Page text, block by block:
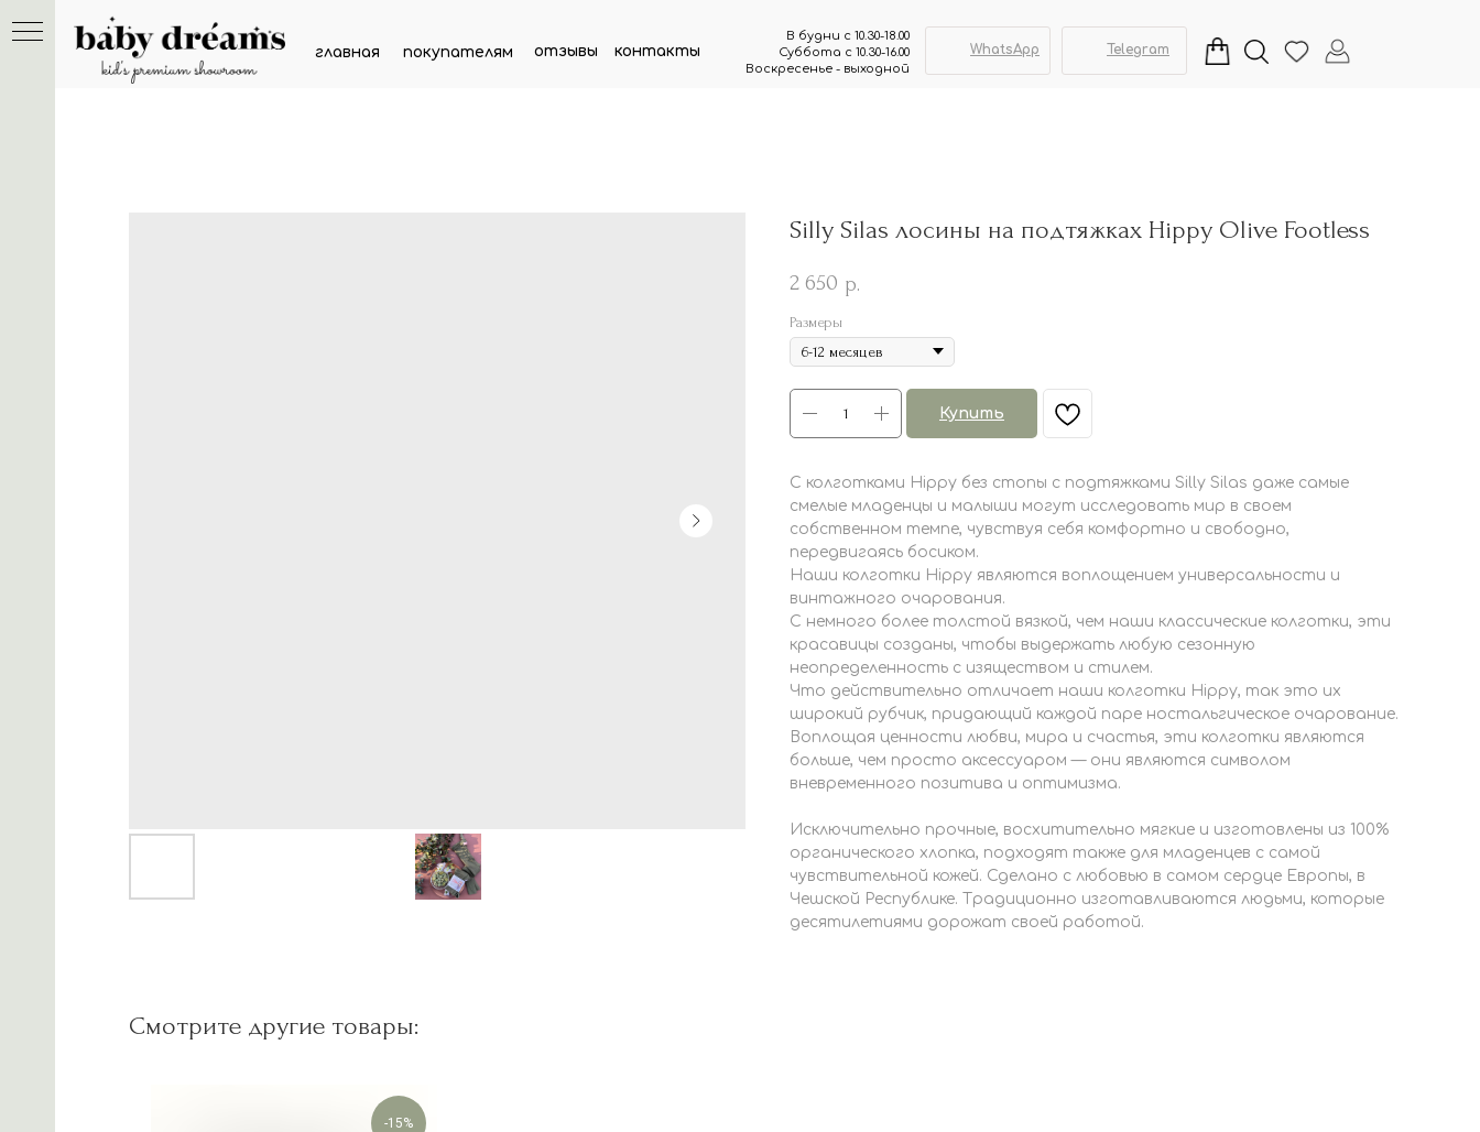
Telegram
контакты
отзывы
покупателям
главная WhatsApp
В будни с 10.30-18.00
Суббота с 10.30-16.00
Воскресенье - выходной
Silly Silas лосины на подтяжках Hippy Olive Footless
2 650 р.
Размеры
Купить
С колготками Hippy без стопы с подтяжками Silly Silas даже самые
смелые младенцы и малыши могут исследовать мир в своем
собственном темпе, чувствуя себя комфортно и свободно,
передвигаясь босиком.
Наши колготки Hippy являются воплощением универсальности и
винтажного очарования.
С немного более толстой вязкой, чем наши классические колготки, эти
красавицы созданы, чтобы выдержать любую сезонную
неопределенность с изяществом и стилем.
Что действительно отличает наши колготки Hippy, так это их
широкий рубчик, придающий каждой паре ностальгическое очарование.
Воплощая ценности любви, мира и счастья, эти колготки являются
больше, чем просто аксессуаром — они являются символом
вневременного позитива и оптимизма.
Исключительно прочные, восхитительно мягкие и изготовлены из 100%
органического хлопка, подходят также для младенцев с самой
чувствительной кожей. Сделано с любовью в самом сердце Европы, в
Чешской Республике. Традиционно изготавливаются людьми, которые
десятилетиями дорожат своей работой.
Смотрите другие товары:
-15%